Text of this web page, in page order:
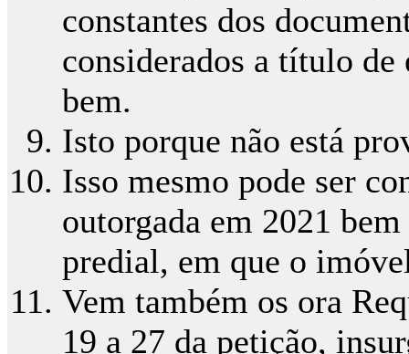
constantes dos
considerados a título de
bem.
Isto porque não está
Isso mesmo pode ser
outorgada em 2021
predial, em que o
Vem também os ora
19 a 27 da petição,